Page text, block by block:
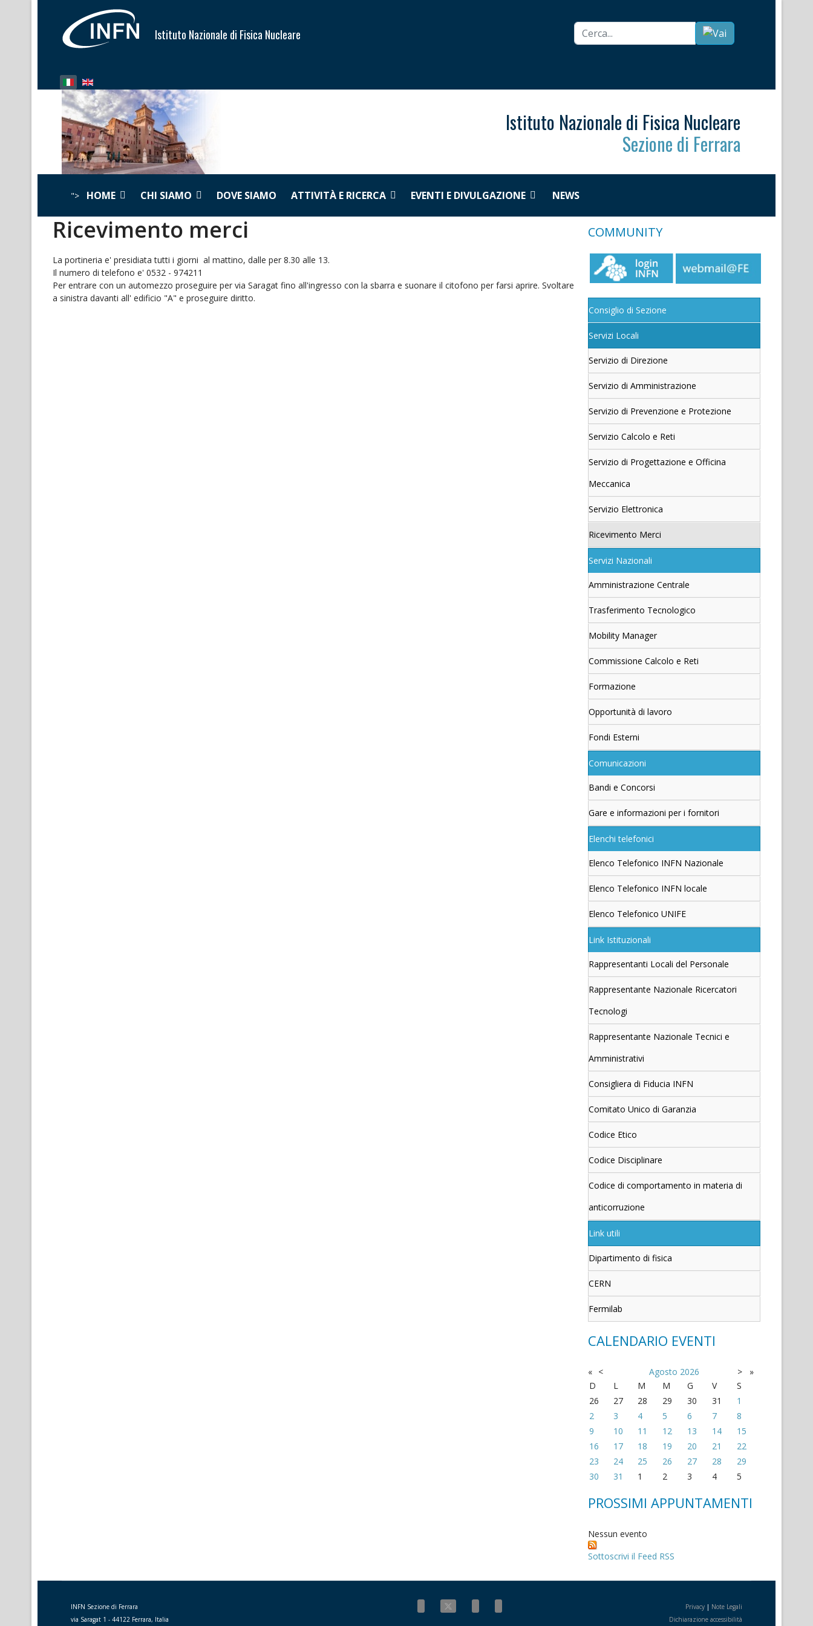
Istituto Nazionale di Fisica Nucleare
Seleziona la tua lingua
Cerca...
Istituto Nazionale di Fisica Nucleare
Sezione di Ferrara
"> HOME CHI SIAMO DOVE SIAMO ATTIVITÀ E RICERCA EVENTI E DIVULGAZIONE NEWS
Ricevimento merci
La portineria e' presidiata tutti i giorni al mattino, dalle per 8.30 alle 13.
Il numero di telefono e' 0532 - 974211
Per entrare con un automezzo proseguire per via Saragat fino all'ingresso con la sbarra e suonare il citofono per farsi aprire. Svoltare
a sinistra davanti all' edificio "A" e proseguire diritto.
COMMUNITY
Consiglio di Sezione
Servizi Locali
Servizio di Direzione
Servizio di Amministrazione
Servizio di Prevenzione e Protezione
Servizio Calcolo e Reti
Servizio di Progettazione e Officina
Meccanica
Servizio Elettronica
Ricevimento Merci
Servizi Nazionali
Amministrazione Centrale
Trasferimento Tecnologico
Mobility Manager
Commissione Calcolo e Reti
Formazione
Opportunità di lavoro
Fondi Esterni
Comunicazioni
Bandi e Concorsi
Gare e informazioni per i fornitori
Elenchi telefonici
Elenco Telefonico INFN Nazionale
Elenco Telefonico INFN locale
Elenco Telefonico UNIFE
Link Istituzionali
Rappresentanti Locali del Personale
Rappresentante Nazionale Ricercatori
Tecnologi
Rappresentante Nazionale Tecnici e
Amministrativi
Consigliera di Fiducia INFN
Comitato Unico di Garanzia
Codice Etico
Codice Disciplinare
Codice di comportamento in materia di
anticorruzione
Link utili
Dipartimento di fisica
CERN
Fermilab
CALENDARIO EVENTI
« < Agosto 2026 >
»
D
L M M G V
S
26
27 28 29 30 31
1
2
3 4 5 6 7
8
9
10 11 12 13 14
15
16
17 18 19 20 21
22
23
24 25 26 27 28
29
30
31 1 2 3 4 5
PROSSIMI APPUNTAMENTI
Nessun evento
Sottoscrivi il Feed RSS
INFN Sezione di Ferrara
via Saragat 1 - 44122 Ferrara, Italia
Privacy | Note Legali
Dichiarazione accessibilità